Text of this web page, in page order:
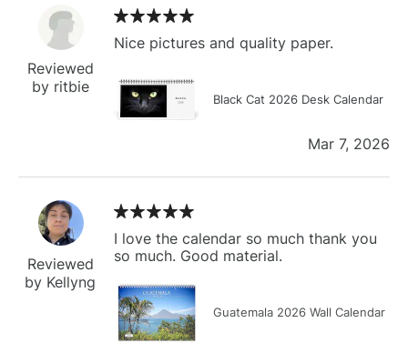
Reviewed
by ritbie
Nice pictures and quality paper.
Black Cat 2026 Desk Calendar
Mar 7, 2026
Reviewed
by Kellyng
I love the calendar so much thank you
so much. Good material.
Guatemala 2026 Wall Calendar